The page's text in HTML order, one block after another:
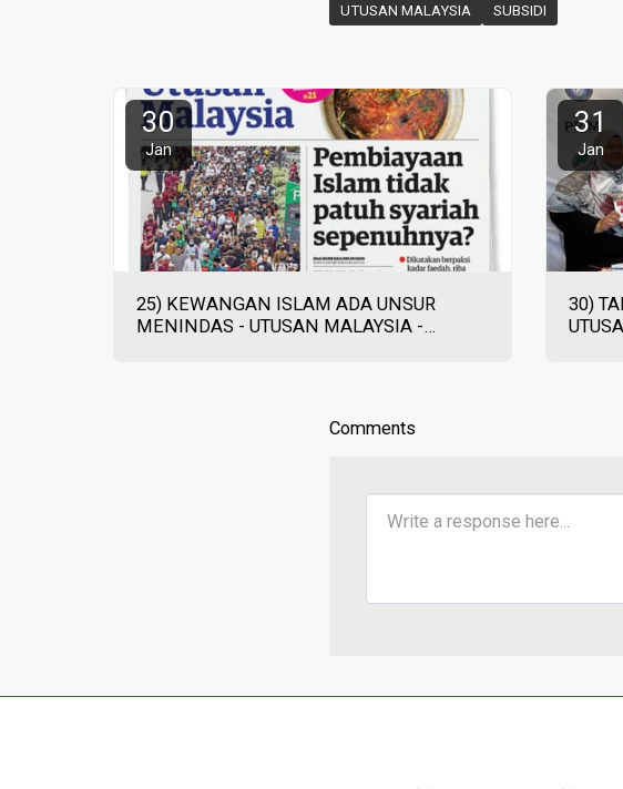
UTUSAN MALAYSIA SUBSIDI
30
Jan
25) KEWANGAN ISLAM ADA UNSUR
MENINDAS - UTUSAN MALAYSIA -
31
Jan
30)
Comments